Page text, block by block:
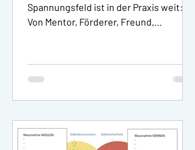
Business-Coaching für
Spannungsfeld ist in der Praxis weit:
Von Mentor, Förderer, Freund,